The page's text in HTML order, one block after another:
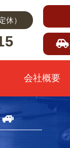
休）
会社概要